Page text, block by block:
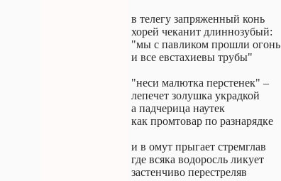
в телегу запряженный конь
хорей чеканит длиннозубый:
"мы с павликом прошли огонь
и все евстахиевы трубы"
"неси малютка перстенек" –
лепечет золушка украдкой
а падчерица наутек
как промтовар по разнарядке
и в омут прыгает стремглав
где всяка водоросль ликует
застенчиво перестреляв